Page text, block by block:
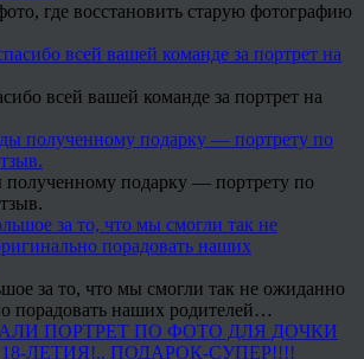
где восстановить старую фотографию
всей вашей команде за портрет на
полученному подарку — портрету по
за то, что мы смогли так не ожиданно
порадовать наших родителей…